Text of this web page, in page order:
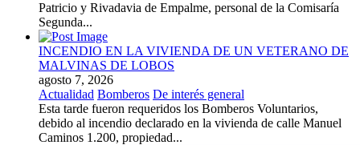
Patricio y Rivadavia de Empalme, personal de la Comisaría
Segunda...
INCENDIO EN LA VIVIENDA DE UN VETERANO DE
MALVINAS DE LOBOS
agosto 7, 2026
Actualidad Bomberos De interés general
Esta tarde fueron requeridos los Bomberos Voluntarios,
debido al incendio declarado en la vivienda de calle Manuel
Caminos 1.200, propiedad...